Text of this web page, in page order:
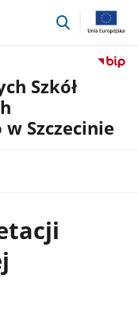
przejdź
Szkół
Szczecinie